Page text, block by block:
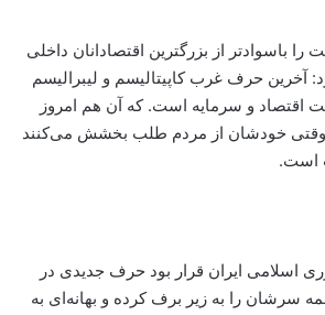
را باسوادتر از بزرگترین اقتصادانان داخلی
آخرین حرف غرب کاپیتالیسم و لیبرالیسم
اقتصاد و سرمایه است. که آن هم امروز
خودشان از مردم طلب بخشش می‌کنند
است.
اسلامی ایران قرار بود حرف جدیدی در
سرشان را به زیر برف کرده و بهانه‌ای به